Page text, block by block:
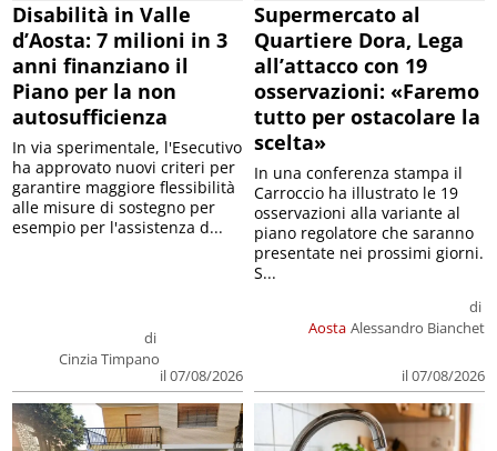
Disabilità in Valle
d’Aosta: 7 milioni in 3
anni finanziano il
Piano per la non
autosufficienza
di
Cinzia Timpano
il 07/08/2026
In via sperimentale, l'Esecutivo
ha approvato nuovi criteri per
garantire maggiore flessibilità
alle misure di sostegno per
esempio per l'assistenza d...
Supermercato al
Quartiere Dora, Lega
all’attacco con 19
osservazioni: «Faremo
tutto per ostacolare la
scelta»
Aosta
di
Alessandro Bianchet
il 07/08/2026
In una conferenza stampa il
Carroccio ha illustrato le 19
osservazioni alla variante al
piano regolatore che saranno
presentate nei prossimi giorni.
S...